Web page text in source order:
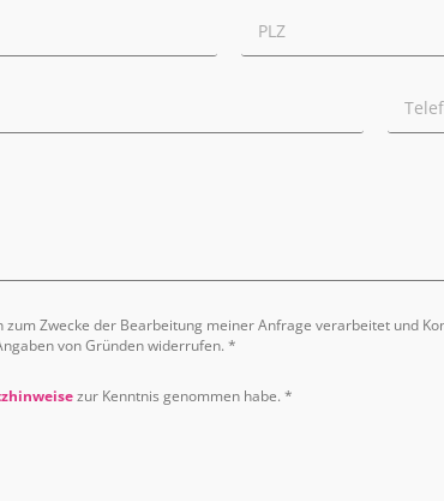
zum Zwecke der Bearbeitung meiner Anfrage verarbeitet und
von Gründen widerrufen. *
zur Kenntnis genommen habe. *